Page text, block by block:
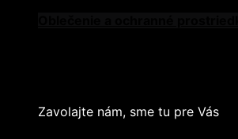
Zavolajte nám, sme tu pre Vás